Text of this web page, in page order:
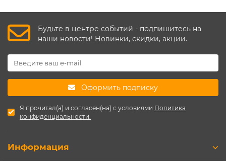
Будьте в центре событий - подпишитесь на
наши новости! Новинки, скидки, акции.
Оформить подписку
Я прочитал(а) и согласен(на) с условиями Политика
конфиденциальности.
Информация